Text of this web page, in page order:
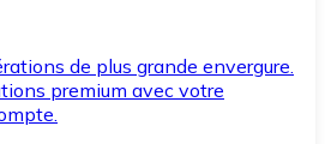
de plus grande envergure.
premium avec votre